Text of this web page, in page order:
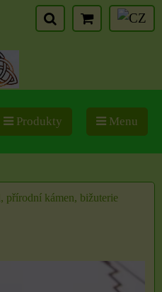
Produkty Menu
přírodní kámen, bižuterie